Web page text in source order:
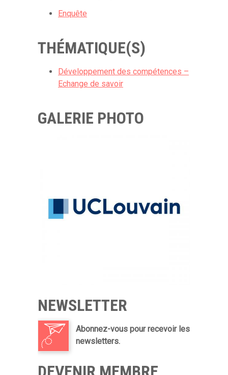
Enquête
THÉMATIQUE(S)
Développement des compétences –
Echange de savoir
GALERIE PHOTO
NEWSLETTER
Abonnez-vous pour recevoir les
newsletters.